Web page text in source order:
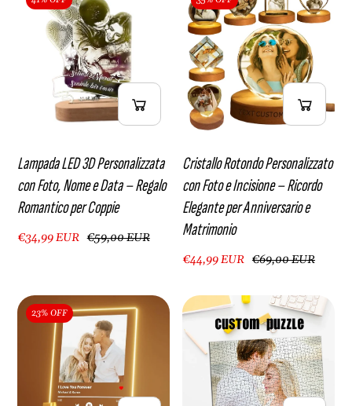
Lampada LED 3D Personalizzata
con Foto, Nome e Data – Regalo
Romantico per Coppie
€34,99 EUR €59,00 EUR
Cristallo Rotondo Personalizzato
con Foto e Incisione – Ricordo
Elegante per Anniversario e
Matrimonio
€44,99 EUR €69,00 EUR
23% OFF